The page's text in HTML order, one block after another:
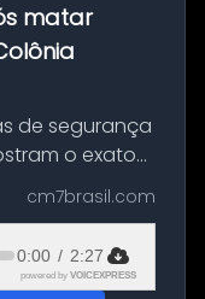
matar
de segurança
o exato
da
O crime
cm7brasil.com
0:00 / 2:27
powered by VOICEXPRESS